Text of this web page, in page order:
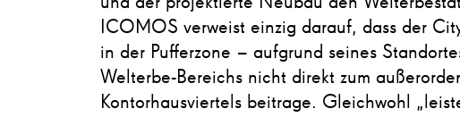
ICOMOS verweist einzig darauf, dass der
in der Pufferzone – aufgrund seines
Welterbe-Bereichs nicht direkt zum
Kontorhausviertels beitrage. Gleichwohl